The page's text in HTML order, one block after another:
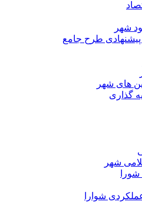
شهر
طرح جامع
های شهر
گذاری
شهر
شوارا